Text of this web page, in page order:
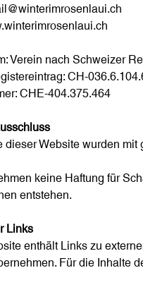
Verein nach Schweizer
CH-
CHE-404.375.464
dieser Website wurden
keine Haftung für
entstehen.
Links
enthält Links zu
Für die Inhalte